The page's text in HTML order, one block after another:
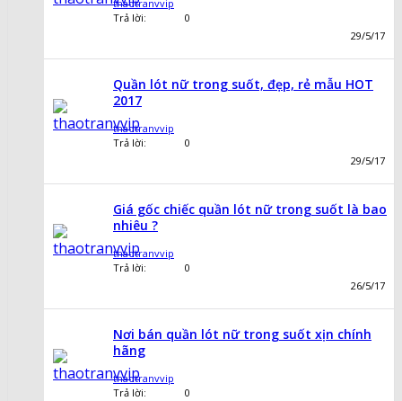
thaotranvvip
Trả lời:
0
29/5/17
Quần lót nữ trong suốt, đẹp, rẻ mẫu HOT
2017
thaotranvvip
Trả lời:
0
29/5/17
Giá gốc chiếc quần lót nữ trong suốt là bao
nhiêu ?
thaotranvvip
Trả lời:
0
26/5/17
Nơi bán quần lót nữ trong suốt xịn chính
hãng
thaotranvvip
Trả lời:
0